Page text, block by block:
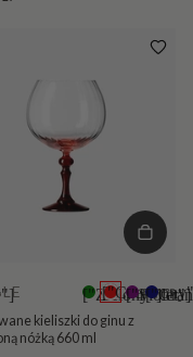
["Zielony"]
["Fiolet"]
+5
kieliszki do ginu z
nóżką 660 ml